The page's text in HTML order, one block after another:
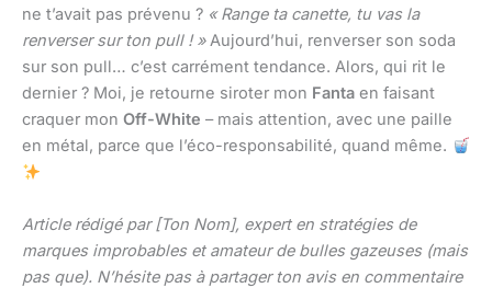
ne t’avait pas prévenu ? « Range ta canette, tu vas la
renverser sur ton pull ! »Aujourd’hui, renverser son soda
sur son pull… c’est carrément tendance. Alors, qui rit le
dernier ? Moi, je retourne siroter mon Fanta en faisant
craquer mon Off-White – mais attention, avec une paille
en métal, parce que l’éco-responsabilité, quand même.
Article rédigé par [Ton Nom], expert en stratégies de
marques improbables et amateur de bulles gazeuses (mais
pas que). N’hésite pas à partager ton avis en commentaire